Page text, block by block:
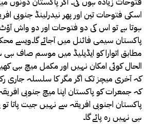
اسکی فتوحات تین اور پھر نیدرلینڈ جنوبی
ہوتا ہے تو اس کی دو فتوحات اور دو واش
پاکستان سیمی فائنل میں آجائے گا۔ویسے
مطابق اتوارا کو ایڈیلیڈ میں موسم صاف ہی
الحال کوئی امکان نہیں اور مکمل میچ ہی
کہ آخری میچز تک اگر مگر کا سلسلہ جاری
کہ جمعرات کو پاکستان اپنا میچ جنوبی
پاکستان اجنوبی افریقہ سے نہیں جیت پاتا تو
ہی نہیں رہ پائے گا۔